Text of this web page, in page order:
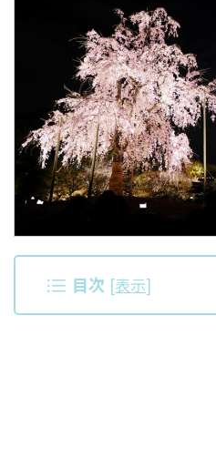
目次 [表示]